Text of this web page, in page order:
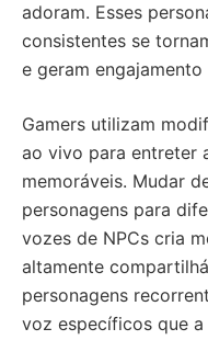
adoram. Esses
consistentes se
e geram engajamento
Gamers utilizam
ao vivo para entreter
memoráveis. Mudar
personagens para
vozes de NPCs cria
altamente
personagens
voz específicos que